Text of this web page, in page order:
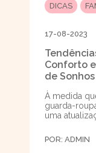
DICAS
17-08-2023
Conforto
de Sonhos
À medida
guarda-
uma
POR: ADMIN